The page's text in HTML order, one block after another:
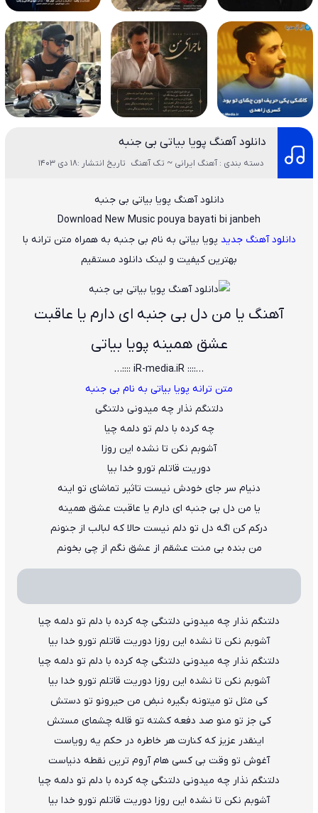
دانلود آهنگ پویا بیاتی بی جنبه
دسته بندی : آهنگ ایرانی ~ تک آهنگ تاریخ انتشار :18 دی 1403
دانلود آهنگ پویا بیاتی بی جنبه
Download New Music pouya bayati bi janbeh
دانلود آهنگ جدید پویا بیاتی به نام بی جنبه به همراه متن ترانه با
بهترین کیفیت و لینک دانلود مستقیم
آهنگ ﻳﺎ ﻣﻦ دل ﺑﻰ ﺟﻨﺒﻪ ای دارم ﻳﺎ ﻋﺎﻗﺒﺖ
ﻋﺸﻖ ﻫﻤﻴﻨﻪ پویا بیاتی
…:::: iR-media.iR ::::…
متن ترانه پویا بیاتی به نام بی جنبه
دﻟﺘﻨﮕﻢ ﻧﺬار ﭼﻪ ﻣﻴﺪوﻧﻰ دﻟﺘﻨﮕﻰ
ﭼﻪ ﻛﺮده ﺑﺎ دﻟﻢ ﺗﻮ دﻟﻤﻪ ﭼﻴﺎ
آﺷﻮﺑﻢ ﻧﻜﻦ ﺗﺎ ﻧﺸﺪه اﻳﻦ روزا
دورﻳﺖ ﻗﺎﺗﻠﻢ ﺗﻮرو ﺧﺪا ﺑﻴﺎ
دﻧﻴﺎم ﺳﺮ ﺟﺎی ﺧﻮدش ﻧﻴﺴﺖ ﺗﺎﺛﻴﺮ ﺗﻤﺎﺷﺎی ﺗﻮ اﻳﻨﻪ
ﻳﺎ ﻣﻦ دل ﺑﻰ ﺟﻨﺒﻪ ای دارم ﻳﺎ ﻋﺎﻗﺒﺖ ﻋﺸﻖ ﻫﻤﻴﻨﻪ
درﻛﻢ ﻛﻦ اﮔﻪ دل ﺗﻮ دﻟﻢ ﻧﻴﺴﺖ ﺣﺎﻟﺎ ﻛﻪ ﻟﺒﺎﻟﺐ از ﺟﻨﻮﻧﻢ
ﻣﻦ ﺑﻨﺪه ﺑﻰ ﻣﻨﺖ ﻋﺸﻘﻢ از ﻋﺸﻖ ﻧﮕﻢ از ﭼﻰ ﺑﺨﻮﻧﻢ
دﻟﺘﻨﮕﻢ ﻧﺬار ﭼﻪ ﻣﻴﺪوﻧﻰ دﻟﺘﻨﮕﻰ ﭼﻪ ﻛﺮده ﺑﺎ دﻟﻢ ﺗﻮ دﻟﻤﻪ ﭼﻴﺎ
آﺷﻮﺑﻢ ﻧﻜﻦ ﺗﺎ ﻧﺸﺪه اﻳﻦ روزا دورﻳﺖ ﻗﺎﺗﻠﻢ ﺗﻮرو ﺧﺪا ﺑﻴﺎ
دﻟﺘﻨﮕﻢ ﻧﺬار ﭼﻪ ﻣﻴﺪوﻧﻰ دﻟﺘﻨﮕﻰ ﭼﻪ ﻛﺮده ﺑﺎ دﻟﻢ ﺗﻮ دﻟﻤﻪ ﭼﻴﺎ
آﺷﻮﺑﻢ ﻧﻜﻦ ﺗﺎ ﻧﺸﺪه اﻳﻦ روزا دورﻳﺖ ﻗﺎﺗﻠﻢ ﺗﻮرو ﺧﺪا ﺑﻴﺎ
ﻛﻰ ﻣﺜﻞ ﺗﻮ ﻣﻴﺘﻮﻧﻪ ﺑﮕﻴﺮه ﻧﺒﺾ ﻣﻦ ﺣﻴﺮوﻧﻮ ﺗﻮ دﺳﺘﺶ
ﻛﻰ ﺟﺰ ﺗﻮ ﻣﻨﻮ ﺻﺪ دﻓﻌﻪ ﻛﺸﺘﻪ ﺗﻮ ﻗﺎﻠﻪ ﭼﺸﻤﺎی ﻣﺴﺘﺶ
اﻳﻨﻘﺪر ﻋﺰﻳﺰ ﻛﻪ ﻛﻨﺎرت ﻫﺮ ﺧﺎﻃﺮه در ﺣﻜﻢ ﻳﻪ روﻳﺎﺳﺖ
آﻏﻮش ﺗﻮ وﻗﺖ ﺑﻰ ﻛﺴﻰ ﻫﺎم آروم ﺗﺮﻳﻦ ﻧﻘﻄﻪ دﻧﻴﺎﺳﺖ
دﻟﺘﻨﮕﻢ ﻧﺬار ﭼﻪ ﻣﻴﺪوﻧﻰ دﻟﺘﻨﮕﻰ ﭼﻪ ﻛﺮده ﺑﺎ دﻟﻢ ﺗﻮ دﻟﻤﻪ ﭼﻴﺎ
آﺷﻮﺑﻢ ﻧﻜﻦ ﺗﺎ ﻧﺸﺪه اﻳﻦ روزا دورﻳﺖ ﻗﺎﺗﻠﻢ ﺗﻮرو ﺧﺪا ﺑﻴﺎ